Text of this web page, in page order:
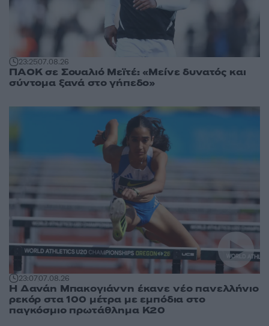
23:2507.08.26
ΠΑΟΚ σε Σουαλιό Μεϊτέ: «Μείνε δυνατός και
σύντομα ξανά στο γήπεδο»
23:0707.08.26
Η Δανάη Μπακογιάννη έκανε νέο πανελλήνιο
ρεκόρ στα 100 μέτρα με εμπόδια στο
παγκόσμιο πρωτάθλημα Κ20